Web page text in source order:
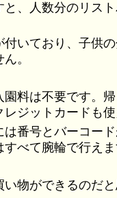
と、人数分のリス
付いており、子供
。
園料は不要です。
ジットカードも使
は番号とバーコード
べて腕輪で行えま
い物ができるのだ